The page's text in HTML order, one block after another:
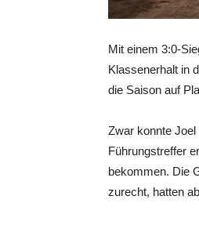
Mit einem 3:0-
Klassenerhalt in
die Saison auf
Zwar konnte
Führungstreffer
bekommen. Die
zurecht, hatten